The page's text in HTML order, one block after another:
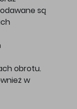
są
obrotu.
w